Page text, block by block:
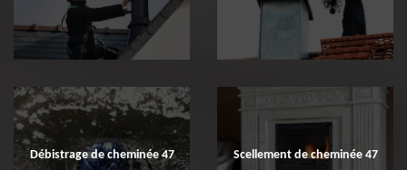
Débistrage de cheminée 47 Scellement de cheminée 47